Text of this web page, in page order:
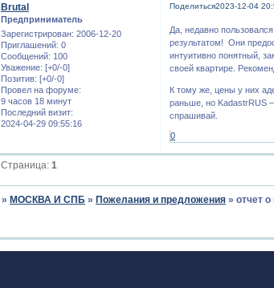
Поделиться2023-12-04
Brutal
Предприниматель
Зарегистрирован: 2006-12-20
Приглашений: 0
Сообщений: 100
Уважение: [+0/-0]
Позитив: [+0/-0]
Провел на форуме:
9 часов 18 минут
Последний визит:
2024-04-29 09:55:16
Да, недавно
результатом! Они
интуитивно понятный,
своей квартире.
К тому же, цены у них
раньше, но KadastrRUS –
спрашивай.
0
Страница:1
»МОСКВА И СПБ »Пожелания и предложения »отчет